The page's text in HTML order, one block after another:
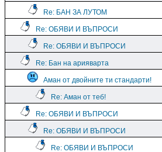
Re: БАН ЗА ЛУТОМ
Re: ОБЯВИ И ВЪПРОСИ
Re: ОБЯВИ И ВЪПРОСИ
Re: Бан на арияварта
Аман от двойните ти стандарти!
Re: Аман от теб!
Re: ОБЯВИ И ВЪПРОСИ
Re: ОБЯВИ И ВЪПРОСИ
Re: ОБЯВИ И ВЪПРОСИ